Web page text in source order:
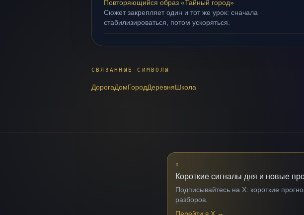
Повторяющийся образ «Тайный город»
Сюжет закрепляет один и тот же урок: сначала
стабилизироваться, потом ускоряться.
СВЯЗАННЫЕ СИМВОЛЫ
ДорогаДомГородДеревняШкола
X
Короткие сигналы дня и новые
Подписывайтесь на X: короткие
разборов.